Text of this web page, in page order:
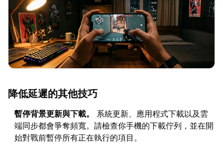
降低延遲的其他技巧
暫停背景更新與下載。
系統更新、應用程式下載以及雲
端同步都會爭奪頻寬。請檢查你手機的下載佇列，並在開
始對戰前暫停所有正在執行的項目。